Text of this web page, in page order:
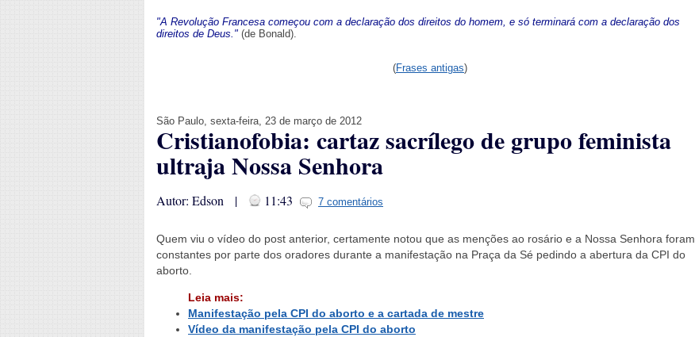
"A Revolução Francesa começou com a declaração dos direitos do homem, e só terminará com a declaração dos
direitos de Deus." (de Bonald).
(Frases antigas)
São Paulo, sexta-feira, 23 de março de 2012
Cristianofobia: cartaz sacrílego de grupo feminista
ultraja Nossa Senhora
Autor: Edson | 11:43 7 comentários
Quem viu o vídeo do post anterior, certamente notou que as menções ao rosário e a Nossa Senhora foram
constantes por parte dos oradores durante a manifestação na Praça da Sé pedindo a abertura da CPI do
aborto.
Leia mais:
Manifestação pela CPI do aborto e a cartada de mestre
Vídeo da manifestação pela CPI do aborto